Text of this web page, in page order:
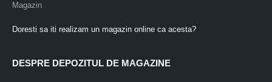
Magazin
Doresti sa iti realizam un magazin online ca acesta?
DESPRE DEPOZITUL DE MAGAZINE